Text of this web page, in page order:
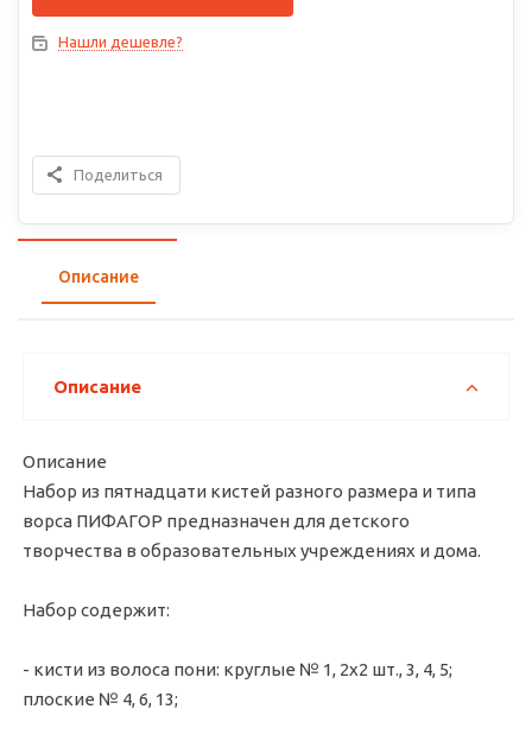
Нашли дешевле?
Поделиться
Описание
Описание
Описание
Набор из пятнадцати кистей разного размера и типа
ворса ПИФАГОР предназначен для детского
творчества в образовательных учреждениях и дома.
Набор содержит:
- кисти из волоса пони: круглые № 1, 2х2 шт., 3, 4, 5;
плоские № 4, 6, 13;